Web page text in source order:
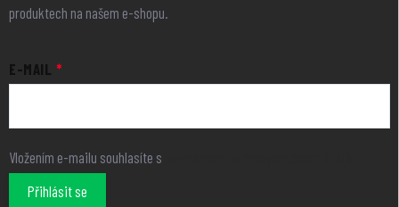
produktech na našem e-shopu.
E-MAIL
Vložením e-mailu souhlasíte s
Přihlásit se